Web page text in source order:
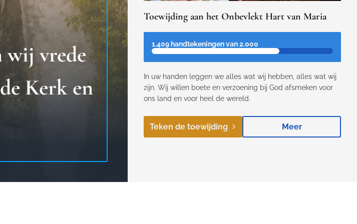
wij vrede
Kerk en
Toewijding aan het Onbevlekt Hart van Maria
1.409 handtekeningen van 2.000
In uw handen leggen we alles wat wij hebben, alles wat wij
zijn. Wij willen boete en verzoening bij God afsmeken voor
ons land en voor heel de wereld.
Teken de toewijding Meer